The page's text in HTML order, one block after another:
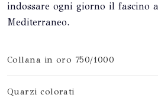
indossare ogni giorno il fascino
Mediterraneo.
Collana in oro 750/1000
Quarzi colorati